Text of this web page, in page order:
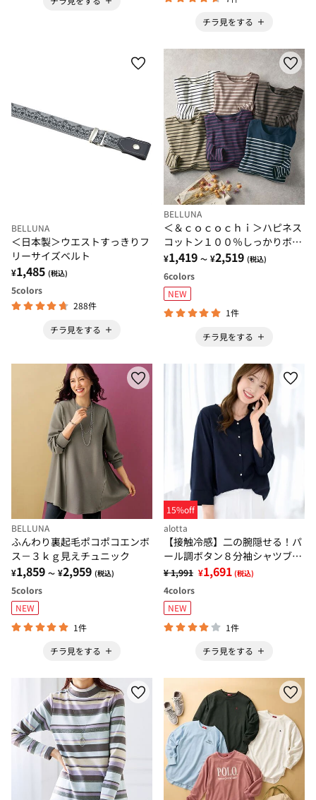
チラ見をする
BELLUNA
＜日本製＞ウエストすっきりフ
リーサイズベルト
¥1,485 (税込)
5colors
288件
チラ見をする
BELLUNA
＜＆ｃｏｃｏｃｈｉ＞ハピネス
コットン１００％しっかりボー
ダープルオーバー
¥1,419 ～ ¥2,519 (税込)
6colors
NEW
1件
チラ見をする
BELLUNA
ふんわり裏起毛ポコポコエンボ
ス－３ｋｇ見えチュニック
¥1,859 ～ ¥2,959 (税込)
5colors
NEW
1件
チラ見をする
15%off
alotta
【接触冷感】二の腕隠せる！パ
ール調ボタン８分袖シャツブラ
ウス
¥ 1,991 ¥1,691 (税込)
4colors
NEW
1件
チラ見をする